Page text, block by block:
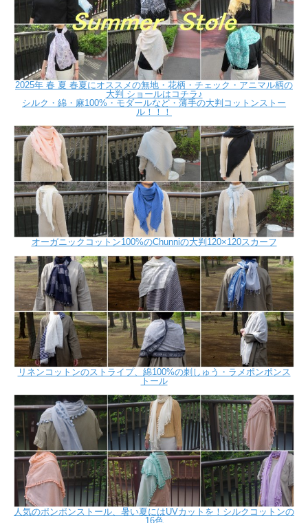
2025年 春 夏 春夏にオススメの無地・花柄・チェック・アニマル柄の
大判 ショールはコチラ♪
シルク・綿・麻100%・モダールなど・薄手の大判コットンストー
ル！！！
オーガニックコットン100%のChunniの大判120×120スカーフ
リネンコットンのストライプ、綿100%の刺しゅう・ラメポンポンス
トール
人気のポンポンストール、暑い夏にはUVカットを！シルクコットンの
16色